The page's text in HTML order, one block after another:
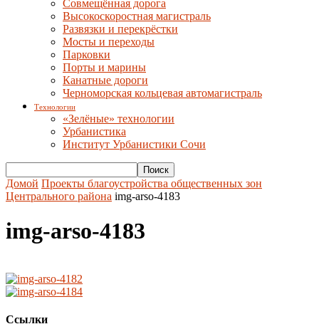
Совмещённая дорога
Высокоскоростная магистраль
Развязки и перекрёстки
Мосты и переходы
Парковки
Порты и марины
Канатные дороги
Черноморская кольцевая автомагистраль
Технологии
«Зелёные» технологии
Урбанистика
Институт Урбанистики Сочи
Домой Проекты благоустройства общественных зон
Центрального района img-arso-4183
img-arso-4183
Ссылки